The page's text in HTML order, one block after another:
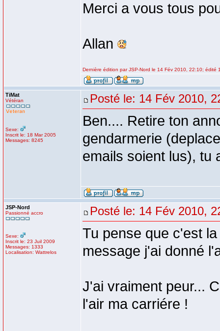
Merci a vous tous
Allan
Dernière édition par JSP-Nord le 14 Fév 2010, 22:10; édité
TiMat
Vétéran
Sexe:
Inscrit le: 18 Mar 2005
Messages: 8245
Posté le: 14 Fév 2010,
Ben.... Retire ton
gendarmerie
emails soient lus), tu
JSP-Nord
Passionné accro
Sexe:
Inscrit le: 23 Juil 2009
Messages: 1333
Localisation: Wattrelos
Posté le: 14 Fév 2010,
Tu pense que c'est
message j'ai donné
J'ai vraiment peur...
l'air ma carriére !